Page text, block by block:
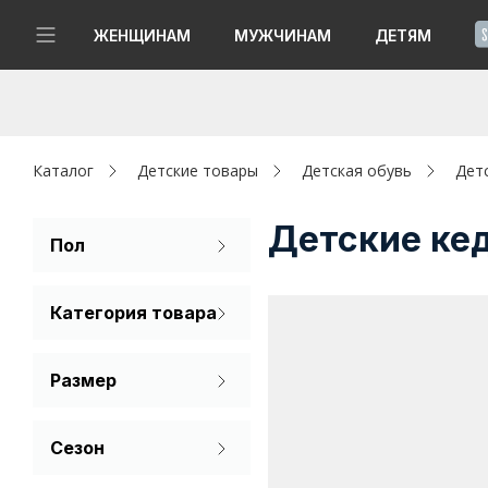
ЖЕНЩИНАМ МУЖЧИНАМ ДЕТЯМ
Женщинам
Капсула
Аутлет
Каталог Детские товары Детская обувь
Пол
Для мальчиков
Категория товара
Кеды
Размер
Сезон
Детские